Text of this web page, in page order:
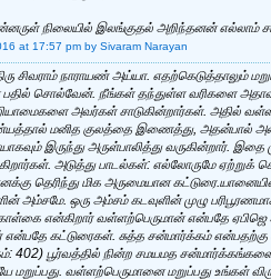
நிலையில் இலங்குதல் அறிந்தனன்
at 17:57 pm by Sivaram Narayan
சிவராம் நாராயண் அய்யா.
சொல்வேன். நீங்கள் தந்துள்ள வரிகளை
அவர்கள் சாடுகின்றார்கள். அதில்
மனித குலத்தை இணைத்து, அதன்பால்
இருந்து அருள்பாலித்து வருகின்றார்.
அடுத்து பாடல்கள்: எல்லோருமே ஏற்றுக்
தெரிந்து மிக அருமையான
அம்சமே. ஒரு அம்சம் கடவுளின் முழு
என்கிறார் வள்ளற்பெருமான் என்பதே
என்பதே கட்டுரைகள். சுத்த சன்மார்க்கம்
402) பூர்வத்தில் நின்ற சமயமத
மறுப்பது. வள்ளற்பெருமானை மறுப்பது உங்கள்